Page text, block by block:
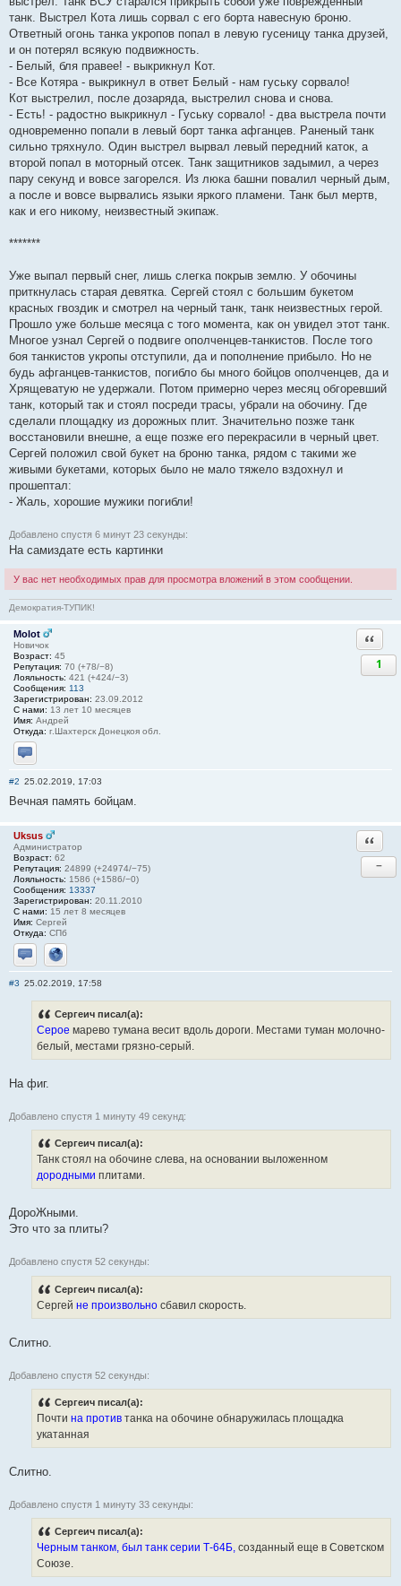
танк. Выстрел Кота лишь сорвал с его борта навесную броню.
Ответный огонь танка укропов попал в левую гусеницу танка друзей,
и он потерял всякую подвижность.
- Белый, бля правее! - выкрикнул Кот.
- Все Котяра - выкрикнул в ответ Белый - нам гуську сорвало!
Кот выстрелил, после дозаряда, выстрелил снова и снова.
- Есть! - радостно выкрикнул - Гуську сорвало! - два выстрела почти
одновременно попали в левый борт танка афганцев. Раненый танк
сильно тряхнуло. Один выстрел вырвал левый передний каток, а
второй попал в моторный отсек. Танк защитников задымил, а через
пару секунд и вовсе загорелся. Из люка башни повалил черный дым,
а после и вовсе вырвались языки яркого пламени. Танк был мертв,
как и его никому, неизвестный экипаж.
*******
Уже выпал первый снег, лишь слегка покрыв землю. У обочины
приткнулась старая девятка. Сергей стоял с большим букетом
красных гвоздик и смотрел на черный танк, танк неизвестных герой.
Прошло уже больше месяца с того момента, как он увидел этот танк.
Многое узнал Сергей о подвиге ополченцев-танкистов. После того
боя танкистов укропы отступили, да и пополнение прибыло. Но не
будь афганцев-танкистов, погибло бы много бойцов ополченцев, да и
Хрящеватую не удержали. Потом примерно через месяц обгоревший
танк, который так и стоял посреди трасы, убрали на обочину. Где
сделали площадку из дорожных плит. Значительно позже танк
восстановили внешне, а еще позже его перекрасили в черный цвет.
Сергей положил свой букет на броню танка, рядом с такими же
живыми букетами, которых было не мало тяжело вздохнул и
прошептал:
- Жаль, хорошие мужики погибли!
Добавлено спустя 6 минут 23 секунды:
На самиздате есть картинки
У вас нет необходимых прав для просмотра вложений в этом сообщении.
Демократия-ТУПИК!
Molot
Новичок
Возраст: 45
Репутация: 70 (+78/−8)
Лояльность: 421 (+424/−3)
Сообщения: 113
Зарегистрирован: 23.09.2012
С нами: 13 лет 10 месяцев
Имя: Андрей
Откуда: г.Шахтерск Донецкоя обл.
Отправить личное сообщение
1
#2 25.02.2019, 17:03
Вечная память бойцам.
Uksus
Администратор
Возраст: 62
Репутация: 24899 (+24974/−75)
Лояльность: 1586 (+1586/−0)
Сообщения: 13337
Зарегистрирован: 20.11.2010
С нами: 15 лет 8 месяцев
Имя: Сергей
Откуда: СПб
Отправить личное сообщение
Сайт
−
#3 25.02.2019, 17:58
Сергеич писал(а):
Серое марево тумана весит вдоль дороги. Местами туман молочно-
белый, местами грязно-серый.
На фиг.
Добавлено спустя 1 минуту 49 секунд:
Сергеич писал(а):
Танк стоял на обочине слева, на основании выложенном
дородными плитами.
ДороЖными.
Это что за плиты?
Добавлено спустя 52 секунды:
Сергеич писал(а):
Сергей не произвольно сбавил скорость.
Слитно.
Добавлено спустя 52 секунды:
Сергеич писал(а):
Почти на против танка на обочине обнаружилась площадка
укатанная
Слитно.
Добавлено спустя 1 минуту 33 секунды:
Сергеич писал(а):
Черным танком, был танк серии Т-64Б, созданный еще в Советском
Союзе.